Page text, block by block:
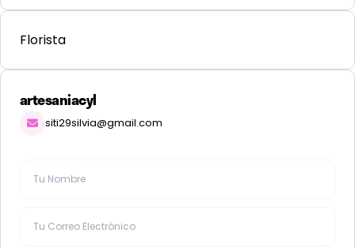
Florista
artesaniacyl
siti29silvia@gmail.com